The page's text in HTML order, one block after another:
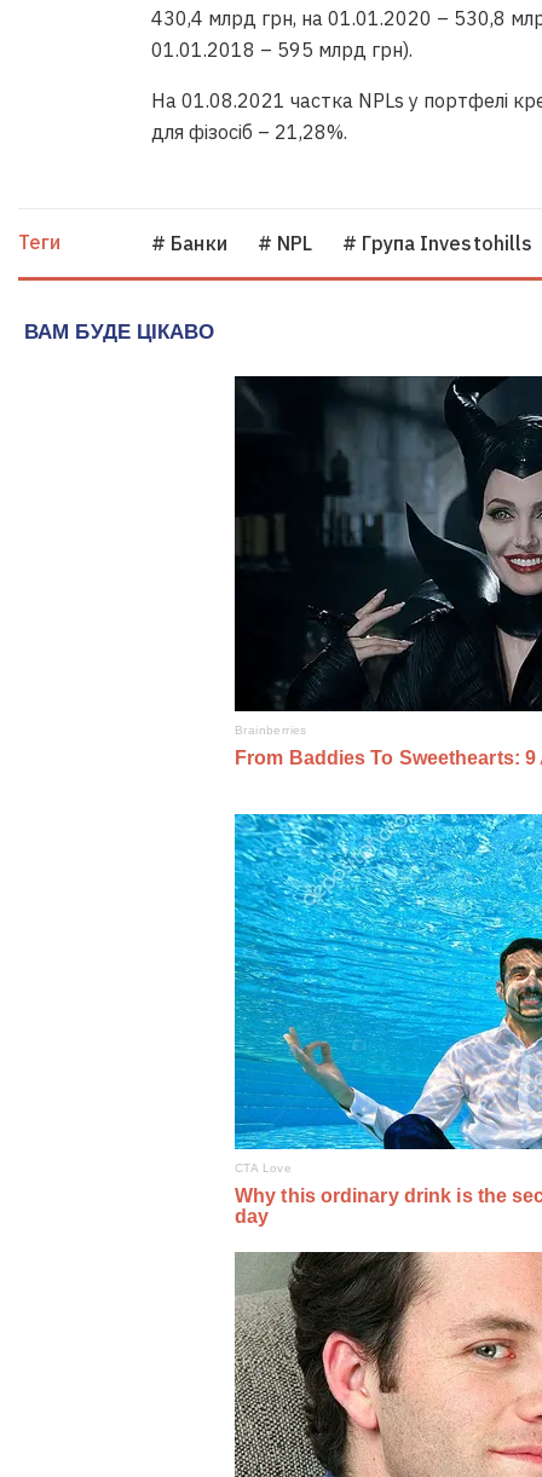
430,4 млрд грн, на 01.01.2020 – 530,8
01.01.2018 – 595 млрд грн).
На 01.08.2021 частка NPLs у портфелі
для фізосіб – 21,28%.
Теги # Банки # NPL # Група Investohills